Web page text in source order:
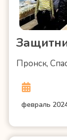
Пронск,
февраль